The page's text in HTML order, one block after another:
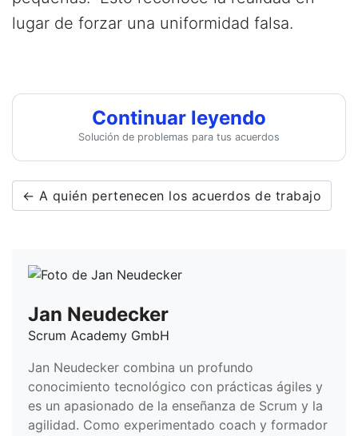
lugar de forzar una uniformidad falsa.
Continuar leyendo
Solución de problemas para tus acuerdos
← A quién pertenecen los acuerdos de trabajo
Jan Neudecker
Scrum Academy GmbH
Jan Neudecker combina un profundo
conocimiento tecnológico con prácticas ágiles y
es un apasionado de la enseñanza de Scrum y la
agilidad. Como experimentado coach y formador